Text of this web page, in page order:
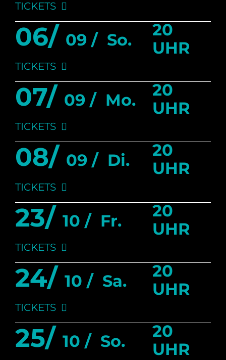
TICKETS
06/ 09 / So.
20
UHR
TICKETS
07/ 09 / Mo.
20
UHR
TICKETS
08/ 09 / Di.
20
UHR
TICKETS
23/ 10 / Fr.
20
UHR
TICKETS
24/ 10 / Sa.
20
UHR
TICKETS
25/ 10 / So.
20
UHR